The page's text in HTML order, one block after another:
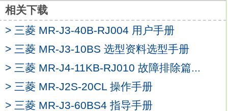
定位控制的精度
这在分度转台机器人控制的使用中，可得到
有效作用。
也正是由于内插接技术的应用，
使得旋转编码器也将会在严酷环境中的伺服
已有224/每转分辨率的旋转编码器在伺服电
机上的使用情况三菱MR-J3-40B。
相关下载
> 三菱 MR-J3-40B-RJ004 用户手册
> 三菱 MR-J3-10BS 选型资料选型手册
> 三菱 MR-J4-11KB-RJ010 故障排除篇...
> 三菱 MR-J2S-20CL 操作手册
> 三菱 MR-J3-60BS4 指导手册